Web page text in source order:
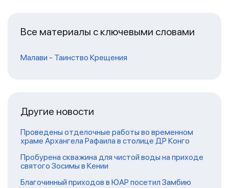
Все материалы с ключевыми словами
Малави - Таинство Крещения
Другие новости
Проведены отделочные работы во временном
храме Архангела Рафаила в столице ДР Конго
Пробурена скважина для чистой воды на приходе
святого Зосимы в Кении
Благочинный приходов в ЮАР посетил Замбию